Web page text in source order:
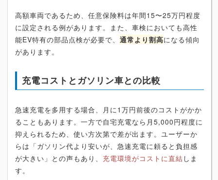
高額車両であるため、任意保険料は年間15〜25万円程度
に設定される例があります。また、車検においても高性
能EV特有の部品点検が必要で、 通常より割高になる傾向
があります。
充電コストとガソリン車との比較
急速充電を多用する場合、月に1万円前後のコストがかか
ることもあります。一方で自宅充電なら月5,000円程度に
抑えられるため、使い方次第で差が出ます。ユーザーか
らは「ガソリン代より安いが、急速充電に頼ると負担感
が大きい」との声もあり、 充電環境がコストに直結 しま
す。